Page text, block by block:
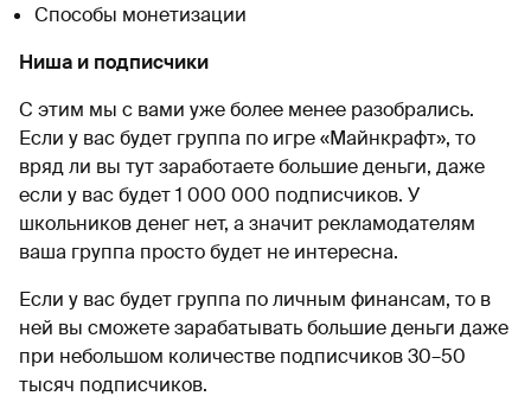
Способы монетизации
Ниша и подписчики
С этим мы с вами уже более менее разобрались.
Если у вас будет группа по игре «Майнкрафт», то
вряд ли вы тут заработаете большие деньги, даже
если у вас будет 1 000 000 подписчиков. У
школьников денег нет, а значит рекламодателям
ваша группа просто будет не интересна.
Если у вас будет группа по личным финансам, то в
ней вы сможете зарабатывать большие деньги даже
при небольшом количестве подписчиков 30–50
тысяч подписчиков.